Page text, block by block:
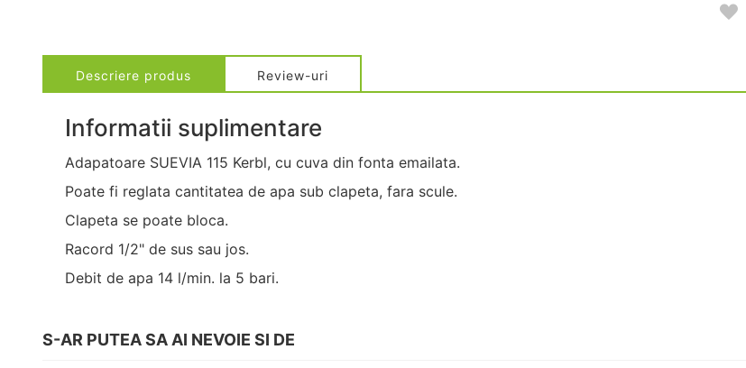
Descriere produs
Informatii suplimentare
Adapatoare SUEVIA 115 Kerbl, cu cuva din fonta emailata.
Poate fi reglata cantitatea de apa sub clapeta, fara scule.
Clapeta se poate bloca.
Racord 1/2" de sus sau jos.
Debit de apa 14 l/min. la 5 bari.
Review-uri
S-AR PUTEA SA AI NEVOIE SI DE